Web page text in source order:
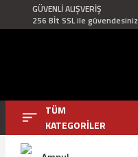
GÜVENLİ ALIŞVERİŞ
256 Bİt SSL ile güvendesiniz
TÜM
KATEGORİLER